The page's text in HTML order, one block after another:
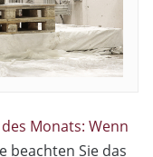
Monats: Wenn
beachten Sie das